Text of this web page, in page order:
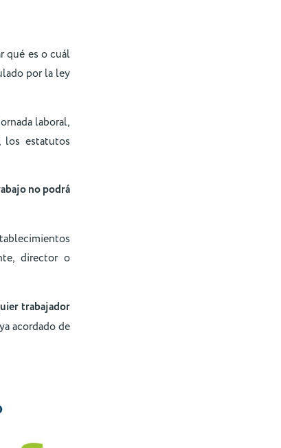
qué es o cuál
por la ley
laboral,
los estatutos
no podrá
director o
trabajador
acordado de